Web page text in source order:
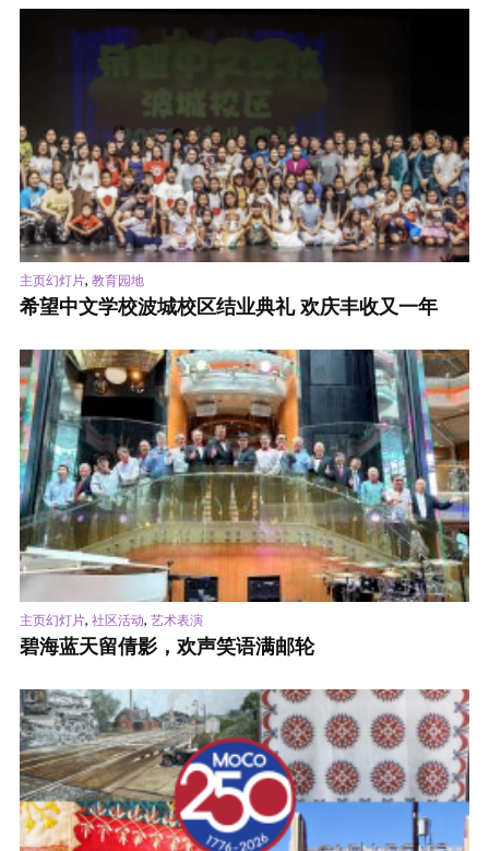
主页幻灯片, 教育园地
希望中文学校波城校区结业典礼 欢庆丰收又一年
主页幻灯片, 社区活动, 艺术表演
碧海蓝天留倩影，欢声笑语满邮轮